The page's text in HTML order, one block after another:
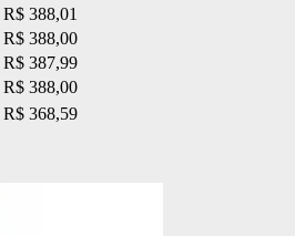
R$ 388,01
R$ 388,00
R$ 387,99
R$ 388,00
R$ 368,59